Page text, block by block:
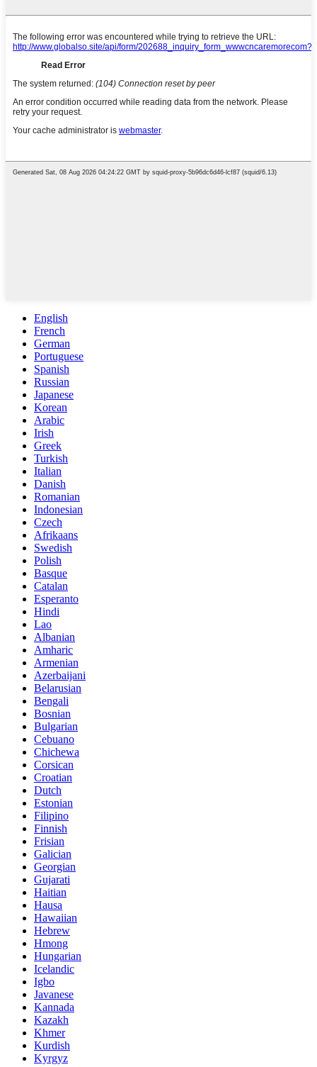
English
French
German
Portuguese
Spanish
Russian
Japanese
Korean
Arabic
Irish
Greek
Turkish
Italian
Danish
Romanian
Indonesian
Czech
Afrikaans
Swedish
Polish
Basque
Catalan
Esperanto
Hindi
Lao
Albanian
Amharic
Armenian
Azerbaijani
Belarusian
Bengali
Bosnian
Bulgarian
Cebuano
Chichewa
Corsican
Croatian
Dutch
Estonian
Filipino
Finnish
Frisian
Galician
Georgian
Gujarati
Haitian
Hausa
Hawaiian
Hebrew
Hmong
Hungarian
Icelandic
Igbo
Javanese
Kannada
Kazakh
Khmer
Kurdish
Kyrgyz